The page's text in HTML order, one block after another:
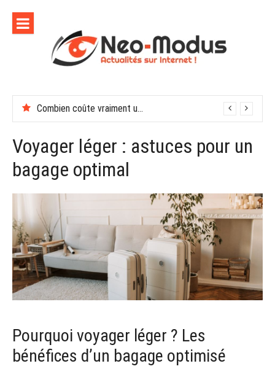
contenu
Combien coûte vraiment une soirée de récompenses en entreprise
Voyager léger : astuces pour un
bagage optimal
Pourquoi voyager léger ? Les
bénéfices d’un bagage optimisé